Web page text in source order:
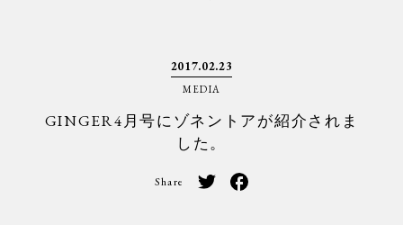
2017.02.23
MEDIA
GINGER4月号にゾネントアが紹介されま
した。
Share